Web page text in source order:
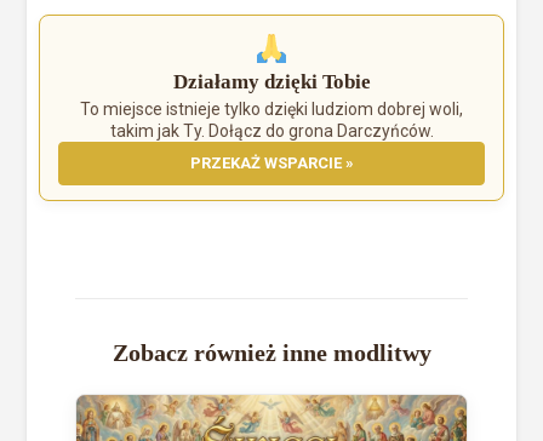
Działamy dzięki Tobie
To miejsce istnieje tylko dzięki ludziom dobrej woli,
takim jak Ty. Dołącz do grona Darczyńców.
PRZEKAŻ WSPARCIE »
Zobacz również inne modlitwy